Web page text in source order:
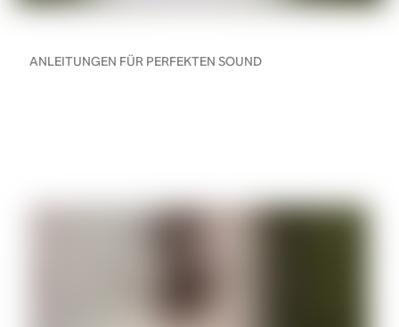
ANLEITUNGEN FÜR PERFEKTEN SOUND